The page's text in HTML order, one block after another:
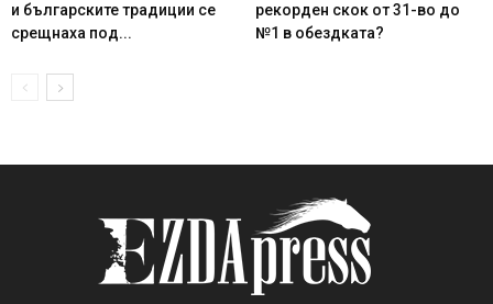
и българските традиции се
срещнаха под...
рекорден скок от 31-во до
№1 в обездката?